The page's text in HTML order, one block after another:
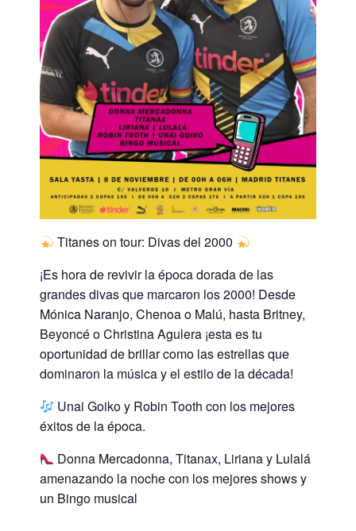
Titanes on tour: Divas del 2000
¡Es hora de revivir la época dorada de las
grandes divas que marcaron los 2000! Desde
Mónica Naranjo, Chenoa o Malú, hasta Britney,
Beyoncé o Christina Agulera ¡esta es tu
oportunidad de brillar como las estrellas que
dominaron la música y el estilo de la década!
Unai Goiko y Robin Tooth con los mejores
éxitos de la época.
Donna Mercadonna, Titanax, Liriana y Lulalá
amenazando la noche con los mejores shows y
un Bingo musical